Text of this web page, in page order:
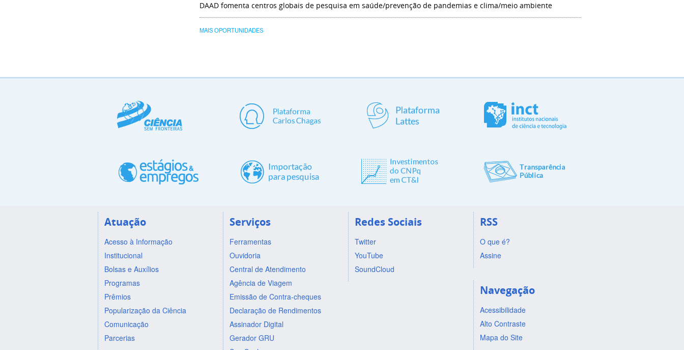
DAAD fomenta centros globais de pesquisa em saúde/prevenção de pandemias e clima/meio ambiente
MAIS OPORTUNIDADES
Atuação
Acesso à Informação
Institucional
Bolsas e Auxílios
Programas
Prêmios
Popularização da Ciência
Comunicação
Parcerias
Serviços
Ferramentas
Ouvidoria
Central de Atendimento
Agência de Viagem
Emissão de Contra-cheques
Declaração de Rendimentos
Assinador Digital
Gerador GRU
Redes Sociais
Twitter
YouTube
SoundCloud
RSS
O que é?
Assine
Navegação
Acessibilidade
Alto Contraste
Mapa do Site